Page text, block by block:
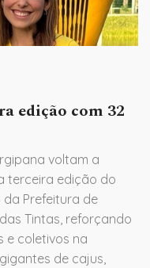
edição com 32
voltam a
terceira edição do
Prefeitura de
Tintas, reforçando
e coletivos na
de cajus,